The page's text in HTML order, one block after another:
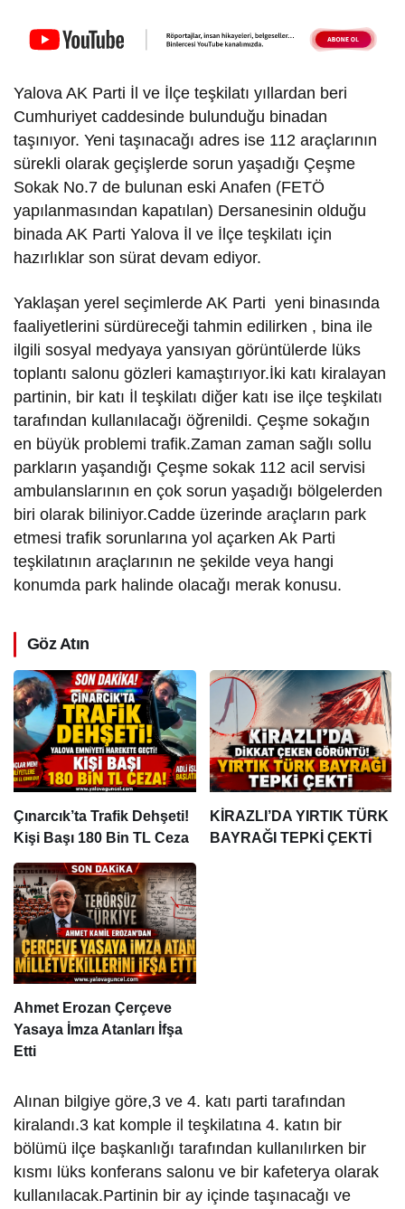
Yalova AK Parti İl ve İlçe teşkilatı yıllardan beri
Cumhuriyet caddesinde bulunduğu binadan
taşınıyor. Yeni taşınacağı adres ise 112 araçlarının
sürekli olarak geçişlerde sorun yaşadığı Çeşme
Sokak No.7 de bulunan eski Anafen (FETÖ
yapılanmasından kapatılan) Dersanesinin olduğu
binada AK Parti Yalova İl ve İlçe teşkilatı için
hazırlıklar son sürat devam ediyor.
Yaklaşan yerel seçimlerde AK Parti yeni binasında
faaliyetlerini sürdüreceği tahmin edilirken , bina ile
ilgili sosyal medyaya yansıyan görüntülerde lüks
toplantı salonu gözleri kamaştırıyor.İki katı kiralayan
partinin, bir katı İl teşkilatı diğer katı ise ilçe teşkilatı
tarafından kullanılacağı öğrenildi. Çeşme sokağın
en büyük problemi trafik.Zaman zaman sağlı sollu
parkların yaşandığı Çeşme sokak 112 acil servisi
ambulanslarının en çok sorun yaşadığı bölgelerden
biri olarak biliniyor.Cadde üzerinde araçların park
etmesi trafik sorunlarına yol açarken Ak Parti
teşkilatının araçlarının ne şekilde veya hangi
konumda park halinde olacağı merak konusu.
Göz Atın
Çınarcık’ta Trafik Dehşeti!
Kişi Başı 180 Bin TL Ceza
KİRAZLI’DA YIRTIK TÜRK
BAYRAĞI TEPKİ ÇEKTİ
Ahmet Erozan Çerçeve
Yasaya İmza Atanları İfşa
Etti
Alınan bilgiye göre,3 ve 4. katı parti tarafından
kiralandı.3 kat komple il teşkilatına 4. katın bir
bölümü ilçe başkanlığı tarafından kullanılırken bir
kısmı lüks konferans salonu ve bir kafeterya olarak
kullanılacak.Partinin bir ay içinde taşınacağı ve